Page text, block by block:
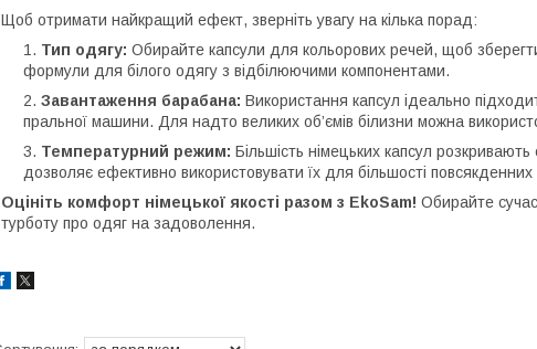
Щоб отримати найкращий ефект, зверніть увагу на кілька порад:
Тип одягу: Обирайте капсули для кольорових речей, щоб зберегти
формули для білого одягу з відбілюючими компонентами.
Завантаження барабана: Використання капсул ідеально
пральної машини. Для надто великих об’ємів білизни можна
Температурний режим: Більшість німецьких капсул
дозволяє ефективно використовувати їх для більшості
Оцініть комфорт німецької якості разом з EkoSam! Обирайте
турботу про одяг на задоволення.